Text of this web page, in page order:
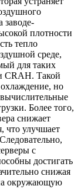
плотности
тепло
среде,
для таких
CRAH. Такой
но
Более того,
снижает
что улучшает
с
достигать
снижая
окружающую